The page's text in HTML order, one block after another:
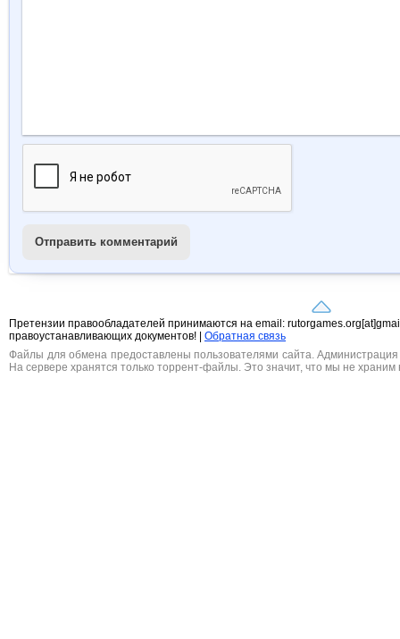
Отправить комментарий
Претензии правообладателей принимаются на email:
правоустанавливающих документов! |
Обратная связь
Файлы для обмена предоставлены пользователями сайта. Администрация
На сервере хранятся только торрент-файлы. Это значит, что мы не